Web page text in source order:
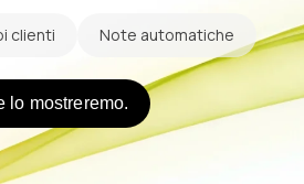
clienti Note automatiche
lo mostreremo.